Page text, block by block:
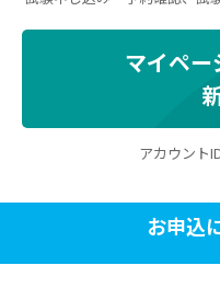
マイペ
アカウント
お申込